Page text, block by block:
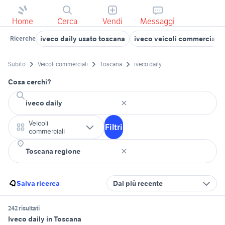
Home Cerca Vendi Messaggi
Ricerche iveco daily usato toscana iveco veicoli commerciali
Subito Veicoli commerciali Toscana iveco daily
Cosa cerchi?
Veicoli
commerciali
Filtri
Salva ricerca Dal più recente
242 risultati
Iveco daily in Toscana